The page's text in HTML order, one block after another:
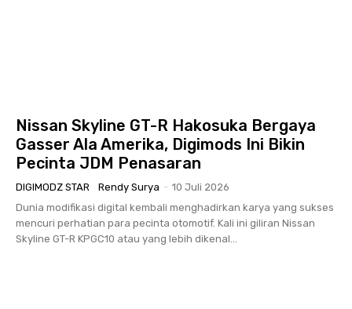
Nissan Skyline GT-R Hakosuka Bergaya
Gasser Ala Amerika, Digimods Ini Bikin
Pecinta JDM Penasaran
DIGIMODZ STAR Rendy Surya - 10 Juli 2026
Dunia modifikasi digital kembali menghadirkan karya yang sukses
mencuri perhatian para pecinta otomotif. Kali ini giliran Nissan
Skyline GT-R KPGC10 atau yang lebih dikenal...